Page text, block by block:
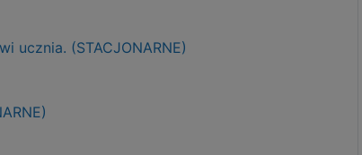
ucznia. (STACJONARNE)